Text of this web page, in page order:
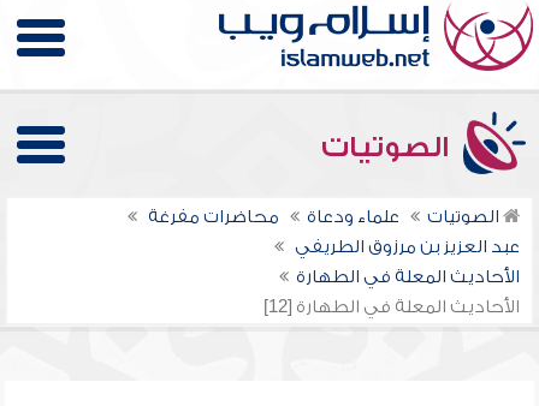
الصوتيات
الصوتيات علماء ودعاة
محاضرات مفرغة
عبد العزيز بن مرزوق الطريفي
الأحاديث المعلة في الطهارة
الأحاديث المعلة في الطهارة [12]